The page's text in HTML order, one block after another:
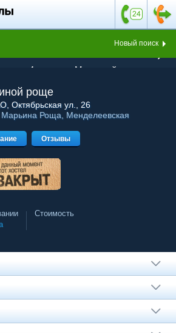
Новый поиск
4 сезона в Марьиной роще
роще
, Октябрьская ул., 26
Марьина Роща Менделеевская
Отзывы
Стоимость